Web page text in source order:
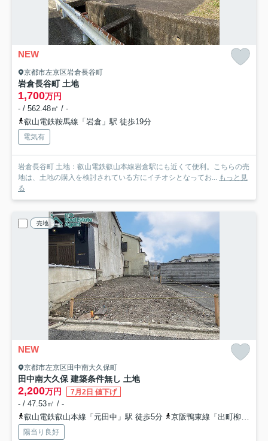
NEW
京都市左京区岩倉長谷町
岩倉長谷町 土地
1,700万円
- / 562.48㎡ / -
叡山電鉄鞍馬線「岩倉」駅 徒歩19分
電気有
岩倉長谷町 土地：叡山電鉄叡山本線岩倉駅にも近くて便利。こちらの売
地は、土地の購入を検討されている方にイチオシとなってお... もっと見
る
売地
NEW
京都市左京区田中南大久保町
田中南大久保 建築条件無し 土地
2,200万円 7月2日 値下げ
- / 47.53㎡ / -
叡山電鉄叡山本線「元田中」駅 徒歩5分
京阪鴨東線「出町柳」駅 徒歩11分
陽当り良好